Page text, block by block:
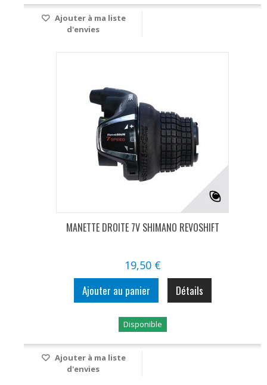
Ajouter à ma liste
d'envies
MANETTE DROITE 7V SHIMANO REVOSHIFT
19,50 €
Ajouter au panier Détails
Disponible
Ajouter à ma liste
d'envies